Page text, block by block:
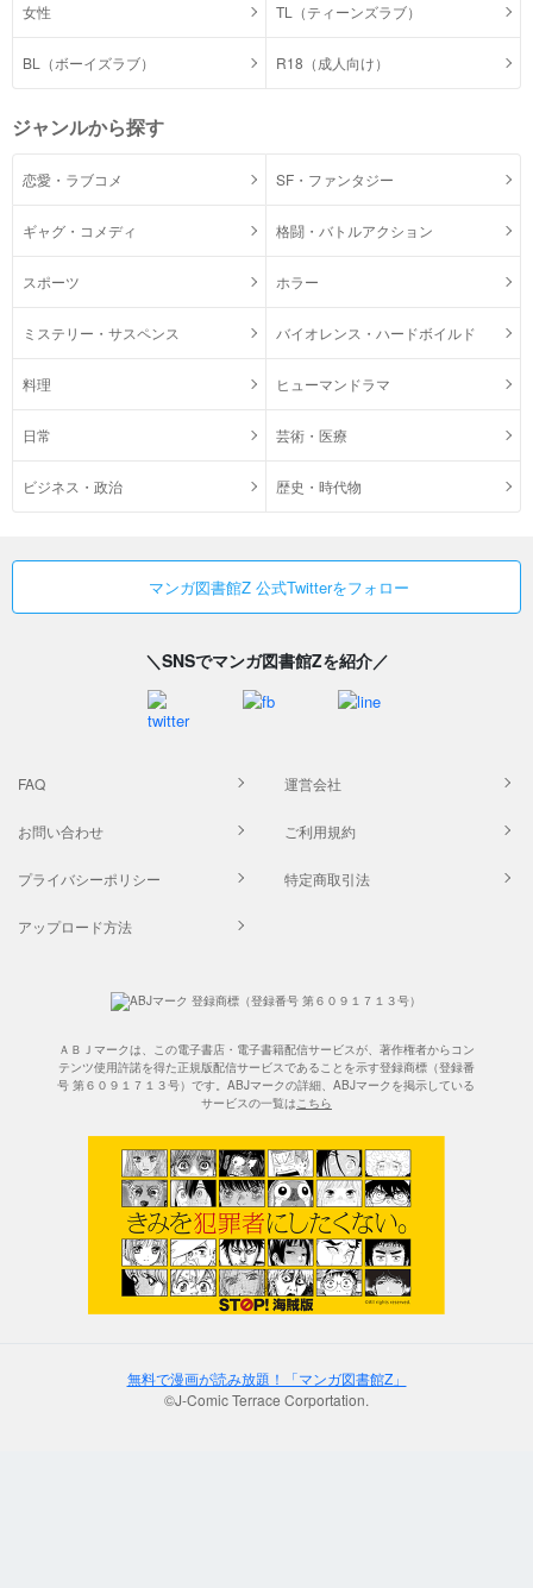
女性 TL（ティーンズラブ）
BL（ボーイズラブ） R18（成人向け）
ジャンルから探す
恋愛・ラブコメ SF・ファンタジー
ギャグ・コメディ 格闘・バトルアクション
スポーツ ホラー
ミステリー・サスペンス バイオレンス・ハードボイルド
料理 ヒューマンドラマ
日常 芸術・医療
ビジネス・政治 歴史・時代物
マンガ図書館Z 公式Twitterをフォロー
＼SNSでマンガ図書館Zを紹介／
FAQ 運営会社
お問い合わせ ご利用規約
プライバシーポリシー 特定商取引法
アップロード方法
ＡＢＪマークは、この電子書店・電子書籍配信サービスが、著作権者からコン
テンツ使用許諾を得た正規版配信サービスであることを示す登録商標（登録番
号 第６０９１７１３号）です。ABJマークの詳細、ABJマークを掲示している
サービスの一覧はこちら
無料で漫画が読み放題！「マンガ図書館Z」
©J-Comic Terrace Corportation.